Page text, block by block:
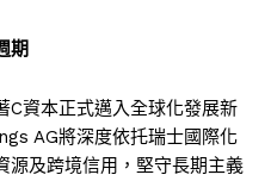
期
C資本正式邁入全球化發展新
AG將深度依托瑞士國際化
源及跨境信用，堅守長期主義